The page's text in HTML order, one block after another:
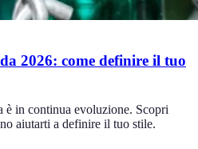
2026: come definire il tuo
in continua evoluzione. Scopri
aiutarti a definire il tuo stile.